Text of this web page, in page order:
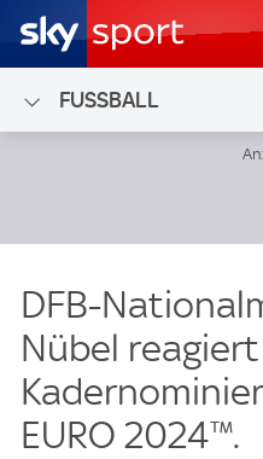
FUSSBALL
DFB-
Nübel
EURO 2024™.